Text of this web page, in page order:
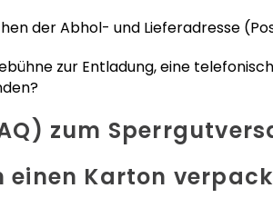
der Abhol- und Lieferadresse
zur Entladung, eine
zum
einen Karton